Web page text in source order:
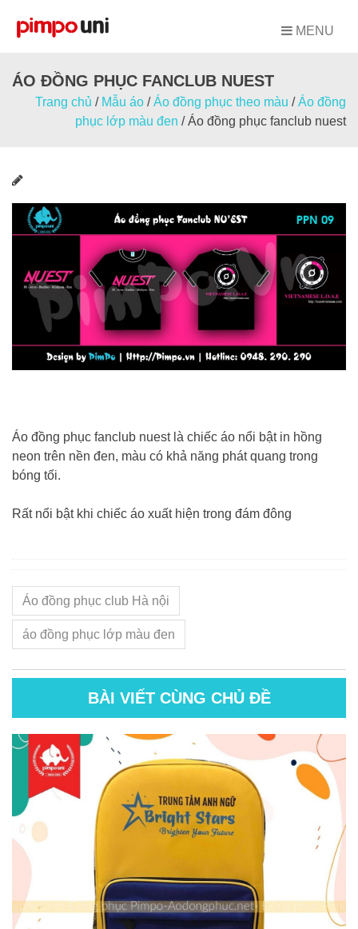
MENU
ÁO ĐỒNG PHỤC FANCLUB NUEST
Trang chủ / Mẫu áo /Áo đồng phục theo màu /Áo đồng
phục lớp màu đen /Áo đồng phục fanclub nuest
Áo đồng phục fanclub nuest là chiếc áo nổi bật in hồng
neon trên nền đen, màu có khả năng phát quang trong
bóng tối.
Rất nổi bật khi chiếc áo xuất hiện trong đám đông
Áo đồng phục club Hà nội
áo đồng phục lớp màu đen
BÀI VIẾT CÙNG CHỦ ĐỀ